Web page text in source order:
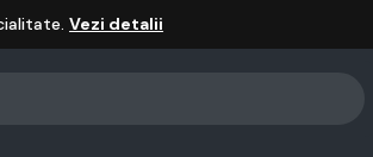
Vezi detalii